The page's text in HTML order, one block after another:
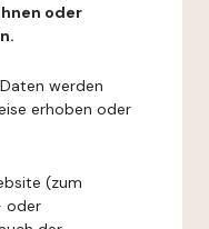
oder
werden
erhoben oder
(zum
oder